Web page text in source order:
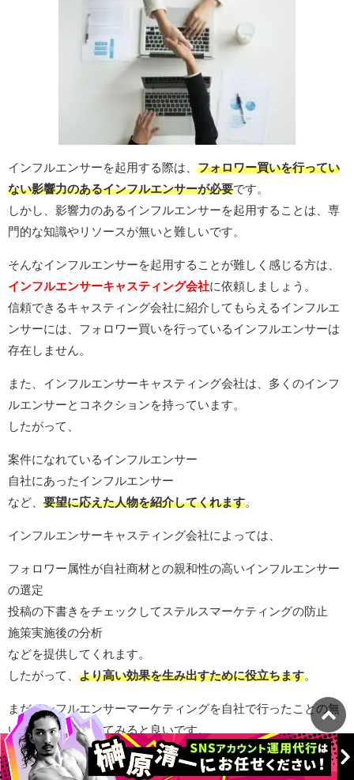
インフルエンサーを起用する際は、 フォロワー買いを行ってい
ない影響力のあるインフルエンサーが必要です。
しかし、影響力のあるインフルエンサーを起用することは、専
門的な知識やリソースが無いと難しいです。
そんなインフルエンサーを起用することが難しく感じる方は、
インフルエンサーキャスティング会社に依頼しましょう。
信頼できるキャスティング会社に紹介してもらえるインフルエ
ンサーには、フォロワー買いを行っているインフルエンサーは
存在しません。
また、インフルエンサーキャスティング会社は、多くのインフ
ルエンサーとコネクションを持っています。
したがって、
案件になれているインフルエンサー
自社にあったインフルエンサー
など、 要望に応えた人物を紹介してくれます
インフルエンサーキャスティング会社によっては、
フォロワー属性が自社商材との親和性の高いインフルエンサー
の選定
投稿の下書きをチェックしてステルスマーケティングの防止
施策実施後の分析
などを提供してくれます。
したがって、 より高い効果を生み出すために役立ちます
まだインフルエンサーマーケティングを自社で行ったことの無
い場合は、利用してみると良いです。
どのような流れで施策を行えばいいのか、役立つ経験を積むこ
とが出来ます。